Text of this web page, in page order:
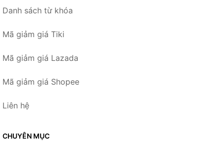
Danh sách từ khóa
Mã giảm giá Tiki
Mã giảm giá Lazada
Mã giảm giá Shopee
Liên hệ
CHUYÊN MỤC